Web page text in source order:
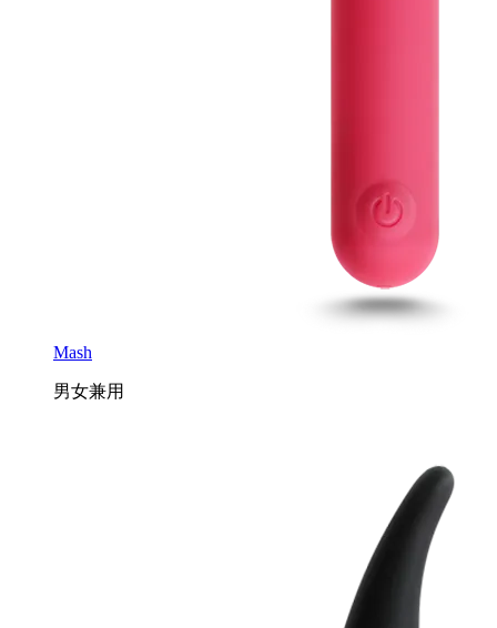
Mash
男女兼用